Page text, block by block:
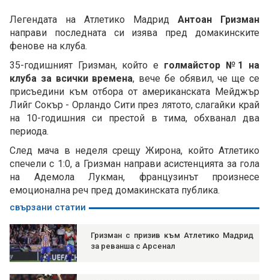
Легендата на Атлетико Мадрид Антоан Гризман
направи последната си изява пред домакинските
фенове на клуба.
35-годишният Гризман, който е голмайстор №1 на
клуба за всички времена, вече бе обявил, че ще се
присъедини към отбора от американската Мейджър
Лийг Сокър - Орландо Сити през лятото, слагайки край
на 10-годишния си престой в тима, обхванал два
периода.
След мача в неделя срещу Жирона, който Атлетико
спечели с 1:0, а Гризман направи асистенцията за гола
на Адемола Лукман, французинът произнесе
емоционална реч пред домакинската публика.
свързани статии
Гризман с призив към Атлетико Мадрид
за реванша с Арсенал